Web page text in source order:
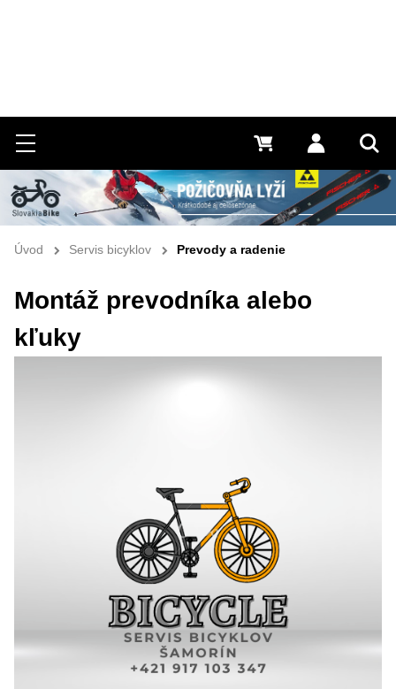
Hľadať
Menu Prihlásiť
0 €
Úvod Servis bicyklov Prevody a radenie
Montáž prevodníka alebo
kľuky